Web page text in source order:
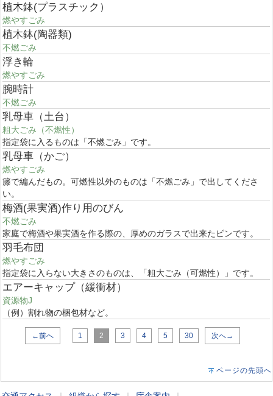
植木鉢(プラスチック）
燃やすごみ
植木鉢(陶器類)
不燃ごみ
浮き輪
燃やすごみ
腕時計
不燃ごみ
乳母車（土台）
粗大ごみ（不燃性）
指定袋に入るものは「不燃ごみ」です。
乳母車（かご）
燃やすごみ
籐で編んだもの。可燃性以外のものは「不燃ごみ」で出してくださ
い。
梅酒(果実酒)作り用のびん
不燃ごみ
家庭で梅酒や果実酒を作る際の、厚めのガラスで出来たビンです。
羽毛布団
燃やすごみ
指定袋に入らない大きさのものは、「粗大ごみ（可燃性）」です。
エアーキャップ（緩衝材）
資源物J
（例）割れ物の梱包材など。
←前へ 1 2 3 4 5 30 次へ→
ページの先頭へ